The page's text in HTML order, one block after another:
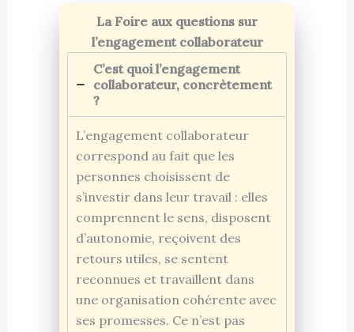
La Foire aux questions sur
l’engagement collaborateur
C’est quoi l’engagement
collaborateur, concrètement
?
L’engagement collaborateur
correspond au fait que les
personnes choisissent de
s’investir dans leur travail : elles
comprennent le sens, disposent
d’autonomie, reçoivent des
retours utiles, se sentent
reconnues et travaillent dans
une organisation cohérente avec
ses promesses. Ce n’est pas